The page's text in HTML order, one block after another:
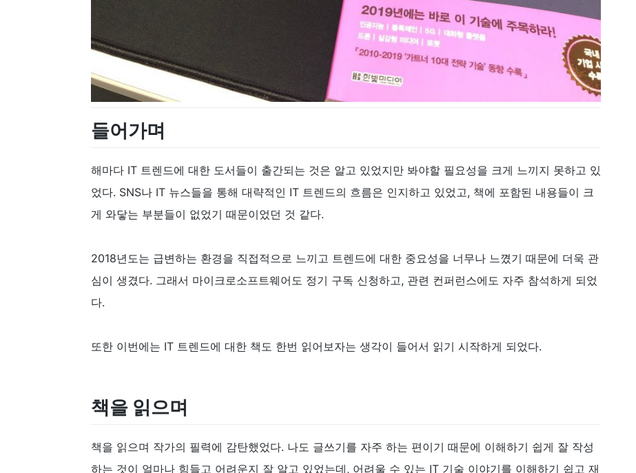
들어가며
해마다 IT 트렌드에 대한 도서들이 출간되는 것은 알고 있었지만 봐야할 필요성을 크게 느끼지 못하고 있
었다. SNS나 IT 뉴스들을 통해 대략적인 IT 트렌드의 흐름은 인지하고 있었고, 책에 포함된 내용들이 크
게 와닿는 부분들이 없었기 때문이었던 것 같다.
2018년도는 급변하는 환경을 직접적으로 느끼고 트렌드에 대한 중요성을 너무나 느꼈기 때문에 더욱 관
심이 생겼다. 그래서 마이크로소프트웨어도 정기 구독 신청하고, 관련 컨퍼런스에도 자주 참석하게 되었
다.
또한 이번에는 IT 트렌드에 대한 책도 한번 읽어보자는 생각이 들어서 읽기 시작하게 되었다.
책을 읽으며
책을 읽으며 작가의 필력에 감탄했었다. 나도 글쓰기를 자주 하는 편이기 때문에 이해하기 쉽게 잘 작성
하는 것이 얼마나 힘들고 어려운지 잘 알고 있었는데, 어려울 수 있는 IT 기술 이야기를 이해하기 쉽고 재